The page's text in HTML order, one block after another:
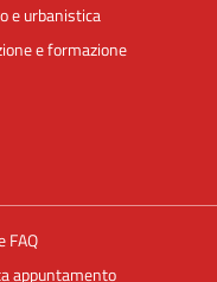
e urbanistica
e formazione
FAQ
appuntamento